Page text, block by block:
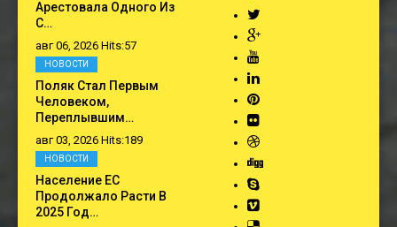
Арестовала Одного Из
С…
авг 06, 2026 Hits:57
Поляк Стал Первым
Человеком,
Переплывшим…
авг 03, 2026 Hits:189
НОВОСТИ
Население ЕС
Продолжало Расти В
2025 Год…
НОВОСТИ